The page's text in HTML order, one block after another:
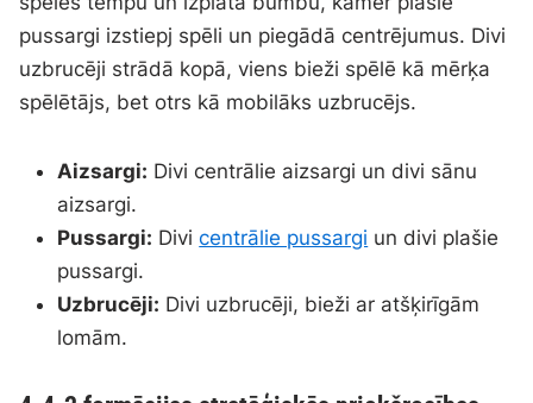
pussargi izstiepj spēli un piegādā centrējumus. Divi
uzbrucēji strādā kopā, viens bieži spēlē kā mērķa
spēlētājs, bet otrs kā mobilāks uzbrucējs.
Aizsargi: Divi centrālie aizsargi un divi sānu
aizsargi.
Pussargi: Divicentrālie pussargi un divi plašie
pussargi.
Uzbrucēji: Divi uzbrucēji, bieži ar atšķirīgām
lomām.